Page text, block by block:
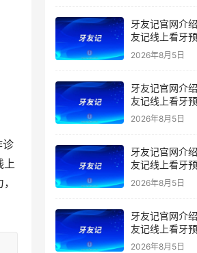
诊
上
牙友记官网介
友记线上看牙
看牙不再靠运气
2026年8月5日
牙友记官网介
友记线上看牙
破口腔行业专业
2026年8月5日
牙友记官网介
友记线上看牙
地同城就诊经
2026年8月5日
牙友记官网介
友记线上看牙
优势在哪里？
2026年8月5日